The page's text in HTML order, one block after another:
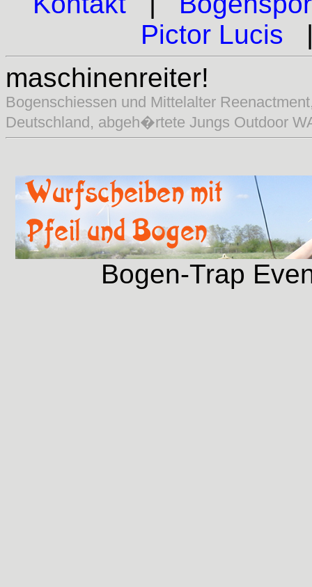
Pictor Lucis
maschinenreiter!
Bogenschiessen und Mittelalter
Deutschland, abgeh�rtete Jungs Outdoor
Bogen-Trap